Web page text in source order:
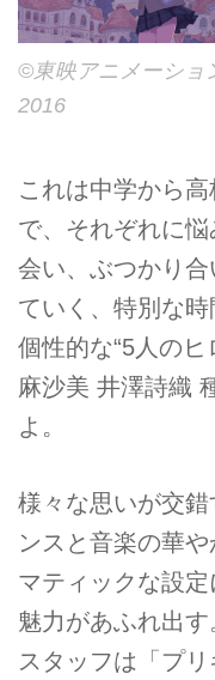
©東映アニメーショ
2016
これは中学から
で、それぞれに
会い、ぶつかり
ていく、特別な時
個性的な“5人の
麻沙美 井澤詩織
よ。
様々な思いが交
ンスと音楽の華
マティックな設
魅力があふれ出す
スタッフは「プ